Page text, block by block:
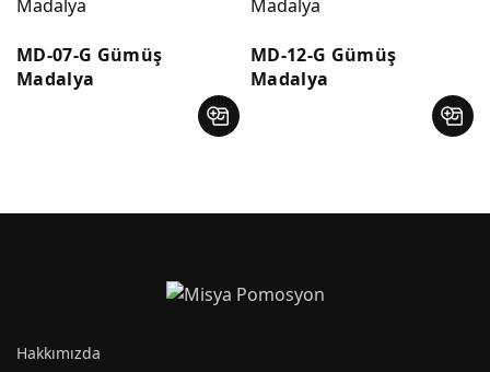
MD-07-G Gümüş
Madalya
MD-12-G Gümüş
Madalya
Hakkımızda